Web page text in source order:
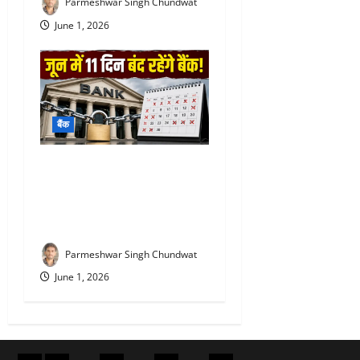
June 1, 2026
बैंक
Parmeshwar Singh Chundwat
June 1, 2026